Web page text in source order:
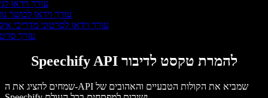
עורך וידאו
עורך וידאו לכושר
עורך וידאו לסרטוני מדריכי
עורך
Speechify API להמרת טקסט לדיבור
שמחים להציג את ה-API שמביא את הקולות הטבעיים והאהובים של